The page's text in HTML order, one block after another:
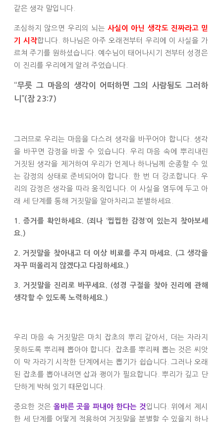
같은 생각 말입니다.
조심하지 않으면 우리의 뇌는 사실이 아닌 생각도 진짜라고 믿
기 시작합니다. 하나님은 아주 오래전부터 우리에 이 사실을 가
르쳐 주기를 원하셨습니다. 예수님이 태어나시기 전부터 성경은
이 진리를 우리에게 알려 주었습니다.
“무릇 그 마음의 생각이 어떠하면 그의 사람됨도 그러하
니”(잠 23:7)
그러므로 우리는 마음을 다스려 생각을 바꾸어야 합니다. 생각
을 바꾸면 감정을 바꿀 수 있습니다. 우리 마음 속에 뿌리내린
거짓된 생각을 제거하여 우리가 언제나 하나님께 순종할 수 있
는 감정의 상태로 준비되어야 합니다. 한 번 더 강조합니다. 우
리의 감정은 생각을 따라 움직입니다. 이 사실을 염두에 두고 아
래 세 단계를 통해 거짓말을 알아차리고 분별하세요.
1. 증거를 확인하세요. (죄나 ‘찝찝한 감정’이 있는지 찾아보세
요.)
2. 거짓말을 찾아내고 더 이상 비료를 주지 마세요. (그 생각을
자꾸 떠올리지 않겠다고 다짐하세요.)
3. 거짓말을 진리로 바꾸세요. (성경 구절을 찾아 진리에 관해
생각할 수 있도록 노력하세요.)
우리 마음 속 거짓말은 마치 잡초의 뿌리 같아서, 더는 자라지
못하도록 뿌리째 뽑아야 합니다. 잡초를 뿌리째 뽑는 것은 씨앗
이 막 자라기 시작한 단계에서는 뽑기가 쉽습니다. 그러나 오래
된 잡초를 뽑아내려면 삽과 괭이가 필요합니다. 뿌리가 깊고 단
단하게 박혀 있기 때문입니다.
중요한 것은 올바른 곳을 파내야 한다는 것 입니다. 위에서 제시
한 세 단계를 어떻게 적용하여 거짓말을 분별할 수 있을지 하나